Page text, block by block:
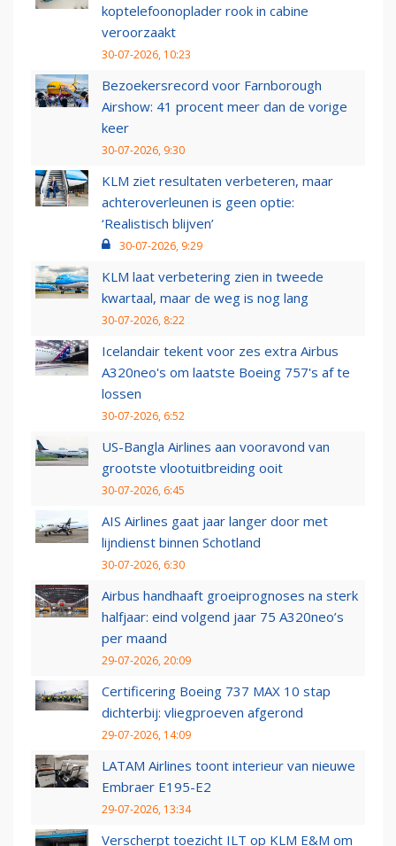
koptelefoonoplader rook in cabine
veroorzaakt
30-07-2026, 10:23
Bezoekersrecord voor Farnborough
Airshow: 41 procent meer dan de vorige
keer
30-07-2026, 9:30
KLM ziet resultaten verbeteren, maar
achteroverleunen is geen optie:
‘Realistisch blijven’
30-07-2026, 9:29
KLM laat verbetering zien in tweede
kwartaal, maar de weg is nog lang
30-07-2026, 8:22
Icelandair tekent voor zes extra Airbus
A320neo's om laatste Boeing 757's af te
lossen
30-07-2026, 6:52
US-Bangla Airlines aan vooravond van
grootste vlootuitbreiding ooit
30-07-2026, 6:45
AIS Airlines gaat jaar langer door met
lijndienst binnen Schotland
30-07-2026, 6:30
Airbus handhaaft groeiprognoses na sterk
halfjaar: eind volgend jaar 75 A320neo’s
per maand
29-07-2026, 20:09
Certificering Boeing 737 MAX 10 stap
dichterbij: vliegproeven afgerond
29-07-2026, 14:09
LATAM Airlines toont interieur van nieuwe
Embraer E195-E2
29-07-2026, 13:34
Verscherpt toezicht ILT op KLM E&M om